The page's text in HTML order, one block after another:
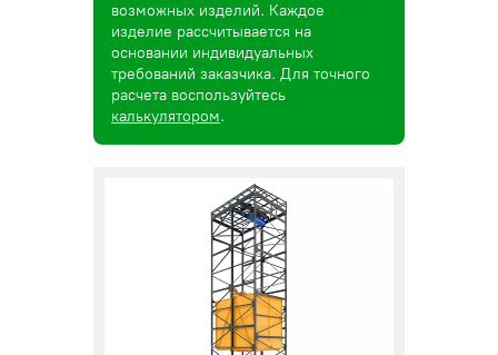
возможных изделий. Каждое
изделие рассчитывается на
основании индивидуальных
требований заказчика. Для точного
расчета воспользуйтесь
калькулятором.